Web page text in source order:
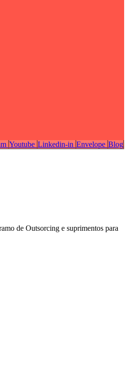
Youtube Linkedin-in Envelope Blog
de Outsorcing e suprimentos para